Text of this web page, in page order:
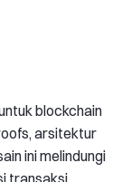
blockchain
arsitektur
ini melindungi
transaksi,